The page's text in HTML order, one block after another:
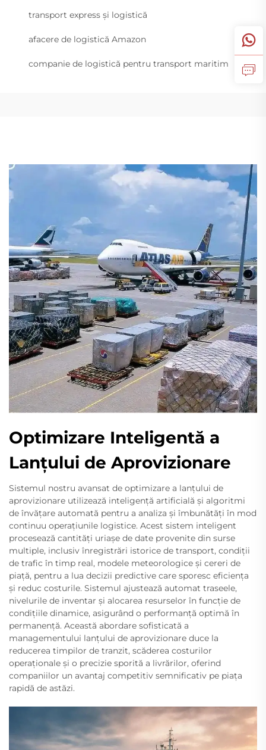
transport express și logistică
afacere de logistică Amazon
companie de logistică pentru transport maritim
Optimizare Inteligentă a
Lanțului de Aprovizionare
Sistemul nostru avansat de optimizare a lanțului de
aprovizionare utilizează inteligență artificială și algoritmi
de învățare automată pentru a analiza și îmbunătăți în mod
continuu operațiunile logistice. Acest sistem inteligent
procesează cantități uriașe de date provenite din surse
multiple, inclusiv înregistrări istorice de transport, condiții
de trafic în timp real, modele meteorologice și cereri de
piață, pentru a lua decizii predictive care sporesc eficiența
și reduc costurile. Sistemul ajustează automat traseele,
nivelurile de inventar și alocarea resurselor în funcție de
condițiile dinamice, asigurând o performanță optimă în
permanență. Această abordare sofisticată a
managementului lanțului de aprovizionare duce la
reducerea timpilor de tranzit, scăderea costurilor
operaționale și o precizie sporită a livrărilor, oferind
companiilor un avantaj competitiv semnificativ pe piața
rapidă de astăzi.